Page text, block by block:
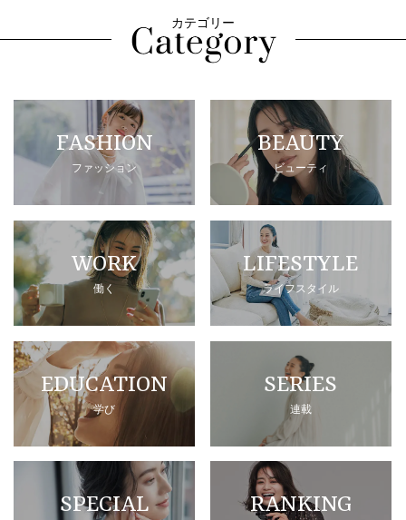
カテゴリー
FASHION
ファッション
BEAUTY
ビューティ
WORK
働く
LIFESTYLE
ライフスタイル
EDUCATION
学び
SERIES
連載
SPECIAL RANKING